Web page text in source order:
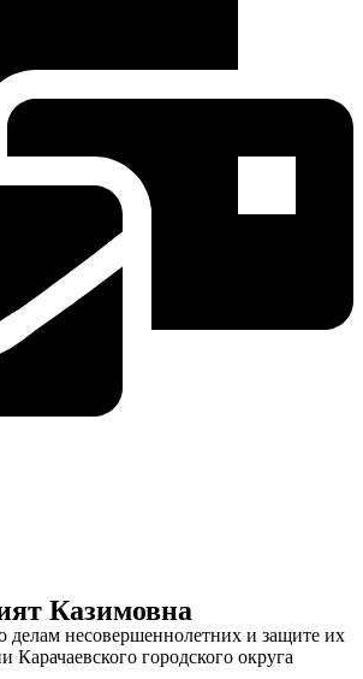
Казимовна
делам несовершеннолетних и защите их
городского округа